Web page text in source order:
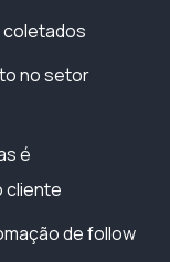
coletados
no setor
é
cliente
de follow